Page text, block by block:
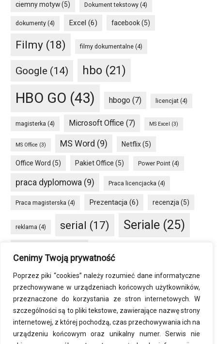
Cenimy Twoją prywatność
Poprzez piki “cookies” należy rozumieć dane informatyczne
przechowywane w urządzeniach końcowych użytkowników,
przeznaczone do korzystania ze stron internetowych. W
szczególności są to pliki tekstowe, zawierające nazwę strony
internetowej, z której pochodzą, czas przechowywania ich na
urządzeniu końcowym oraz unikalny numer. Serwis nie
ciemny motyw(5) Dokument tekstowy (4)
dokumenty (4) Excel (6) facebook(5)
Filmy (18) filmy dokumentalne (4)
Google (14) hbo (21)
HBO GO (43) hbogo (7) licencjat (4)
magisterka (4) Microsoft Office (7) MS Excel (3)
MS Office (3) MS Word (9) Netflix(5)
Office Word (5) Pakiet Office (5) Power Point (4)
praca dyplomowa (9) Praca licencjacka (4)
Praca magisterska (4) Prezentacja (6) recenzja(5)
reklama (4) serial (17) Seriale (25)
sprzęt(6) VOD(34) Windows(5)
Windows 10 (7) Word(8)
zmiana rozdzielczości